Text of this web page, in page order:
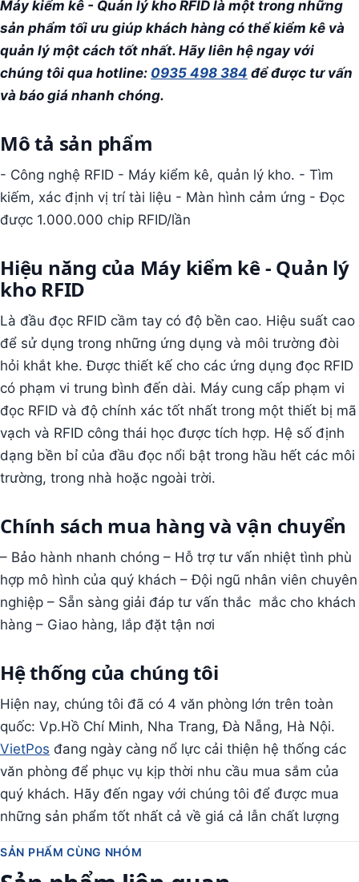
Máy kiểm kê - Quản lý kho RFID là một trong những
sản phẩm tối ưu giúp khách hàng có thể kiểm kê và
quản lý một cách tốt nhất. Hãy liên hệ ngay với
chúng tôi qua hotline: 0935 498 384 để được tư vấn
và báo giá nhanh chóng.
Mô tả sản phẩm
- Công nghệ RFID - Máy kiểm kê, quản lý kho. - Tìm
kiếm, xác định vị trí tài liệu - Màn hình cảm ứng - Đọc
được 1.000.000 chip RFID/lần
Hiệu năng của Máy kiểm kê - Quản lý
kho RFID
Là đầu đọc RFID cầm tay có độ bền cao. Hiệu suất cao
để sử dụng trong những ứng dụng và môi trường đòi
hỏi khắt khe. Được thiết kế cho các ứng dụng đọc RFID
có phạm vi trung bình đến dài. Máy cung cấp phạm vi
đọc RFID và độ chính xác tốt nhất trong một thiết bị mã
vạch và RFID công thái học được tích hợp. Hệ số định
dạng bền bỉ của đầu đọc nổi bật trong hầu hết các môi
trường, trong nhà hoặc ngoài trời.
Chính sách mua hàng và vận chuyển
– Bảo hành nhanh chóng – Hỗ trợ tư vấn nhiệt tình phù
hợp mô hình của quý khách – Đội ngũ nhân viên chuyên
nghiệp – Sẵn sàng giải đáp tư vấn thắc mắc cho khách
hàng – Giao hàng, lắp đặt tận nơi
Hệ thống của chúng tôi
Hiện nay, chúng tôi đã có 4 văn phòng lớn trên toàn
quốc: Vp.Hồ Chí Minh, Nha Trang, Đà Nẵng, Hà Nội.
VietPos đang ngày càng nổ lực cải thiện hệ thống các
văn phòng để phục vụ kịp thời nhu cầu mua sắm của
quý khách. Hãy đến ngay với chúng tôi để được mua
những sản phẩm tốt nhất cả về giá cả lẫn chất lượng
SẢN PHẨM CÙNG NHÓM